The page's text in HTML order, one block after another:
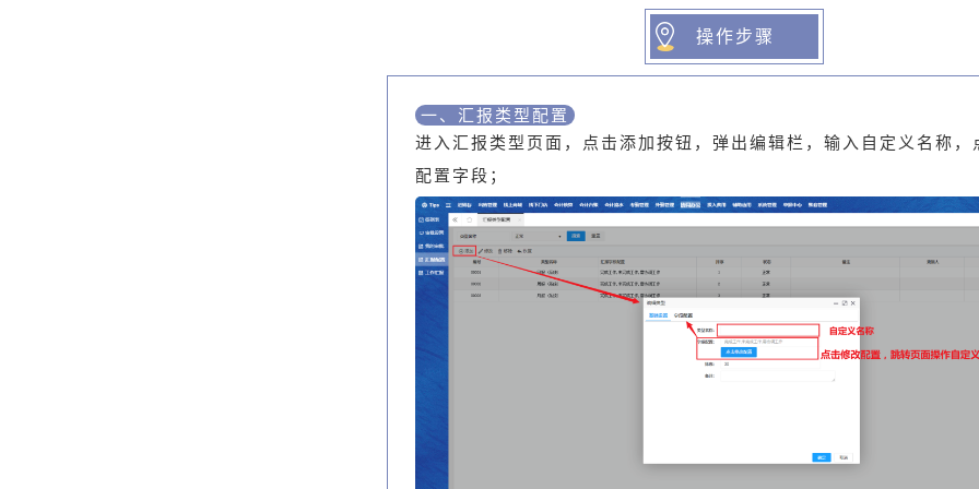
操作步骤
一、汇报类型配置
进入汇报类型页面，点击添加按钮，弹出编辑栏，输入自定义名称，
配置字段；